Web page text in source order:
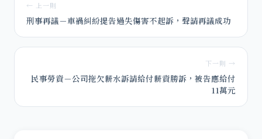
← 上一則
刑事再議－車禍糾紛提告過失傷害不起訴，聲請再議成功
下一則 →
民事勞資－公司拖欠薪水訴請給付薪資勝訴，被告應給付
11萬元